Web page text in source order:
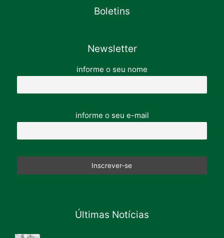
Boletins
Newsletter
informe o seu nome
informe o seu e-mail
Últimas Notícias